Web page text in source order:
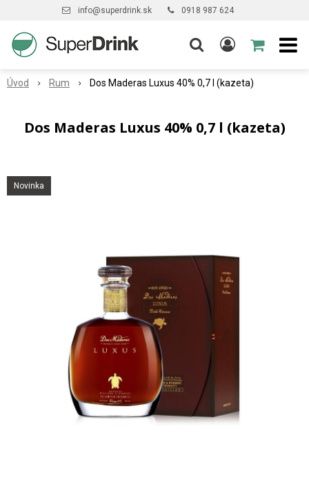
info@superdrink.sk 0918 987 624
Úvod Rum Dos Maderas Luxus 40% 0,7 l (kazeta)
Dos Maderas Luxus 40% 0,7 l (kazeta)
Novinka